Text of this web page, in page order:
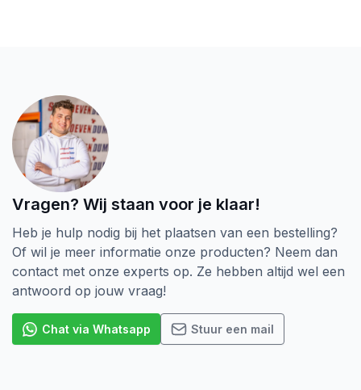
Vragen? Wij staan voor je klaar!
Heb je hulp nodig bij het plaatsen van een bestelling?
Of wil je meer informatie onze producten? Neem dan
contact met onze experts op. Ze hebben altijd wel een
antwoord op jouw vraag!
Chat via Whatsapp Stuur een mail